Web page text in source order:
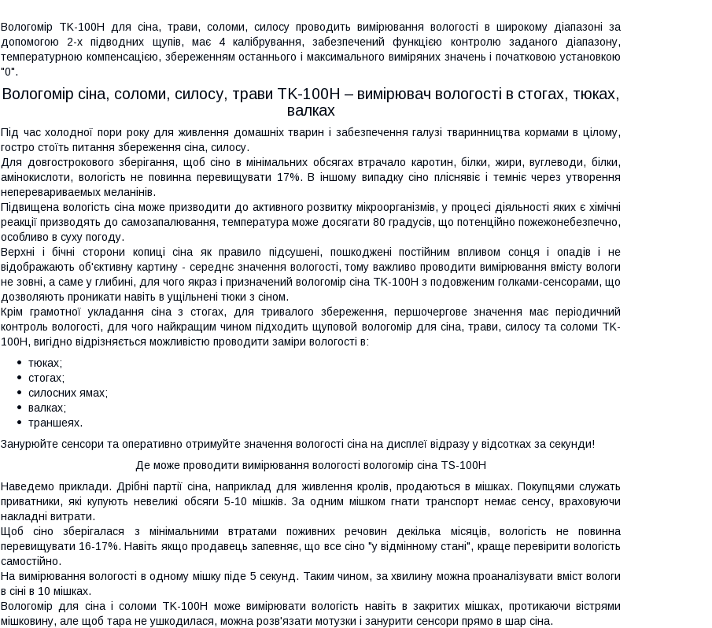
Вологомір TK-100H для сіна, трави, соломи, силосу проводить вимірювання вологості в широкому діапазоні за
допомогою 2-х підводних щупів, має 4 калібрування, забезпечений функцією контролю заданого діапазону,
температурною компенсацією, збереженням останнього і максимального виміряних значень і початковою установкою
"0".
Вологомір сіна, соломи, силосу, трави TK-100H – вимірювач вологості в стогах, тюках,
валках
Під час холодної пори року для живлення домашніх тварин і забезпечення галузі тваринництва кормами в цілому,
гостро стоїть питання збереження сіна, силосу.
Для довгострокового зберігання, щоб сіно в мінімальних обсягах втрачало каротин, білки, жири, вуглеводи, білки,
амінокислоти, вологість не повинна перевищувати 17%. В іншому випадку сіно пліснявіє і темніє через утворення
неперевариваемых меланінів.
Підвищена вологість сіна може призводити до активного розвитку мікроорганізмів, у процесі діяльності яких є хімічні
реакції призводять до самозапалювання, температура може досягати 80 градусів, що потенційно пожежонебезпечно,
особливо в суху погоду.
Верхні і бічні сторони копиці сіна як правило підсушені, пошкоджені постійним впливом сонця і опадів і не
відображають об'єктивну картину - середнє значення вологості, тому важливо проводити вимірювання вмісту вологи
не зовні, а саме у глибині, для чого якраз і призначений вологомір сіна TK-100H з подовженим голками-сенсорами, що
дозволяють проникати навіть в ущільнені тюки з сіном.
Крім грамотної укладання сіна з стогах, для тривалого збереження, першочергове значення має періодичний
контроль вологості, для чого найкращим чином підходить щуповой вологомір для сіна, трави, силосу та соломи TK-
100H, вигідно відрізняється можливістю проводити заміри вологості в:
тюках;
стогах;
силосних ямах;
валках;
траншеях.
Занурюйте сенсори та оперативно отримуйте значення вологості сіна на дисплеї відразу у відсотках за секунди!
Де може проводити вимірювання вологості вологомір сіна TS-100H
Наведемо приклади. Дрібні партії сіна, наприклад для живлення кролів, продаються в мішках. Покупцями служать
приватники, які купують невеликі обсяги 5-10 мішків. За одним мішком гнати транспорт немає сенсу, враховуючи
накладні витрати.
Щоб сіно зберігалася з мінімальними втратами поживних речовин декілька місяців, вологість не повинна
перевищувати 16-17%. Навіть якщо продавець запевняє, що все сіно "у відмінному стані", краще перевірити вологість
самостійно.
На вимірювання вологості в одному мішку піде 5 секунд. Таким чином, за хвилину можна проаналізувати вміст вологи
в сіні в 10 мішках.
Вологомір для сіна і соломи TK-100H може вимірювати вологість навіть в закритих мішках, протикаючи вістрями
мішковину, але щоб тара не ушкодилася, можна розв'язати мотузки і занурити сенсори прямо в шар сіна.